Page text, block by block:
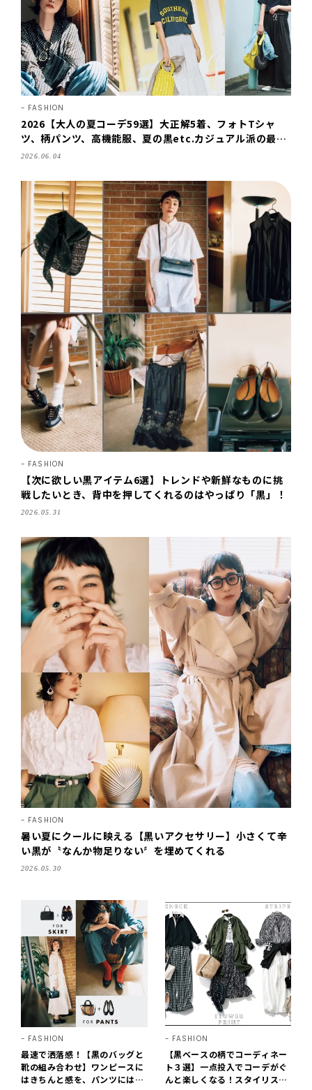
FASHION
2026【大人の夏コーデ59選】大正解5着、フォトTシャ
ツ、柄パンツ、高機能服、夏の黒etc.カジュアル派の最強
ワードローブ
2026.06.04
FASHION
【次に欲しい黒アイテム6選】トレンドや新鮮なものに挑
戦したいとき、背中を押してくれるのはやっぱり「黒」！
2026.05.31
FASHION
暑い夏にクールに映える【黒いアクセサリー】小さくて辛
い黒が〝なんか物足りない〞を埋めてくれる
2026.05.30
FASHION
最速で洒落感！【黒のバッグと
靴の組み合わせ】ワンピースに
はきちんと感を、パンツには可
FASHION
【黒ベースの柄でコーディネー
ト３選】一点投入でコーデがぐ
んと楽しくなる！スタイリスト